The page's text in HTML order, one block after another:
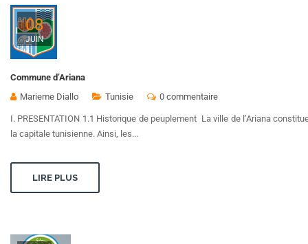
08
JUIN
Commune d’Ariana
Marieme Diallo
Tunisie 0 commentaire
I. PRESENTATION 1.1 Historique de peuplement La ville de l’Ariana
la capitale tunisienne. Ainsi, les...
LIRE PLUS